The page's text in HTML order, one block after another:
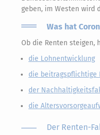
geben, im Westen wird
Was hat
Ob die Renten steigen,
die Lohnentwicklung
die beitragspflichtige
der
die
Der Renten-